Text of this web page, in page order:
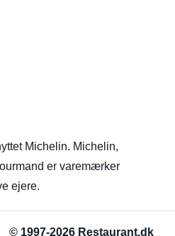
Michelin. Michelin,
er varemærker
ejere.
© 1997-2026 Restaurant.dk